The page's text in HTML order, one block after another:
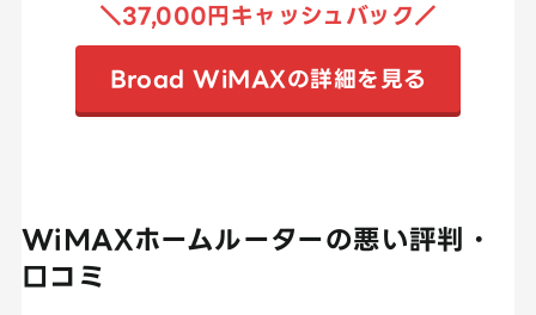
＼37,000円キャッシュバック／
Broad WiMAXの詳細を見る
WiMAXホームルーターの悪い評判・
口コミ